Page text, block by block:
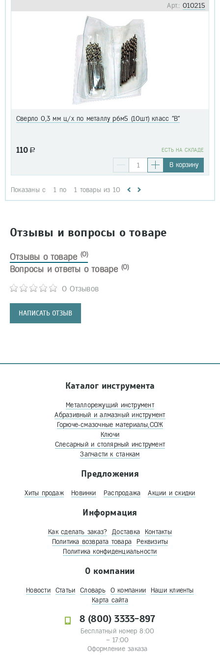
Арт.: 010215
Сверло 0,3 мм ц/х по металлу р6м5 (10шт) класс "В"
110 a EСТЬ НА СКЛАДЕ
В корзину
Показаны с 1 по 1 товары из 10
Отзывы и вопросы о товаре
Отзывы о товаре (0)
0 Отзывов
НАПИСАТЬ ОТЗЫВ
Вопросы и ответы о товаре (0)
Каталог инструмента
Металлорежущий инструмент
Абразивный и алмазный инструмент
Горюче-смазочные материалы,СОЖ
Ключи
Слесарный и столярный инструмент
Запчасти к станкам
Предложения
Хиты продаж Новинки Распродажа Акции и скидки
Информация
Как сделать заказ? Доставка
Контакты
Политика возврата товара
Реквизиты
Политика конфиденциальности
О компании
Новости Статьи Словарь О компании
Наши клиенты
Карта сайта
8 (800) 3333-897
Бесплатный номер 8:00
– 17:00
Оформление заказа